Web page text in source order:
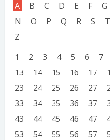
A B C D E F G
N
O P Q R S T
Z
1
2 3 4 5 6 7
13
14 15 16 17
23
24 25 26 27
33
34 35 36 37
43
44 45 46 47
53
54 55 56 57